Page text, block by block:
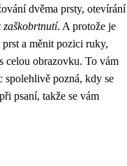
dvěma prsty, otevírání
zaškobrtnutí. A protože je
a měnit pozici ruky,
celou obrazovku. To vám
spolehlivě pozná, kdy se
psaní, takže se vám